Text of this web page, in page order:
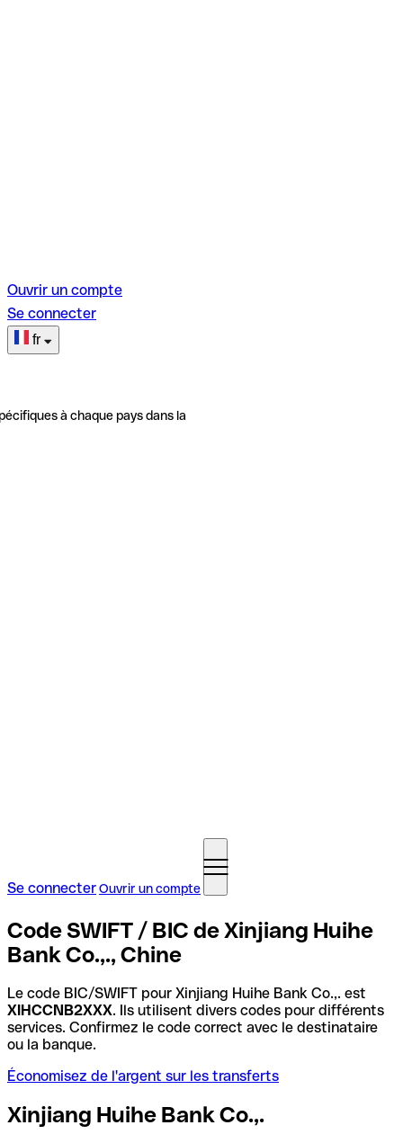
Ouvrir un compte
Se connecter
fr
à chaque pays dans la
Se connecterOuvrir un compte
Code SWIFT / BIC de Xinjiang Huihe
Bank Co.,., Chine
Le code BIC/SWIFT pour Xinjiang Huihe Bank Co.,. est
XIHCCNB2XXX. Ils utilisent divers codes pour différents
services. Confirmez le code correct avec le destinataire
ou la banque.
Économisez de l'argent sur les transferts
Xinjiang Huihe Bank Co.,.